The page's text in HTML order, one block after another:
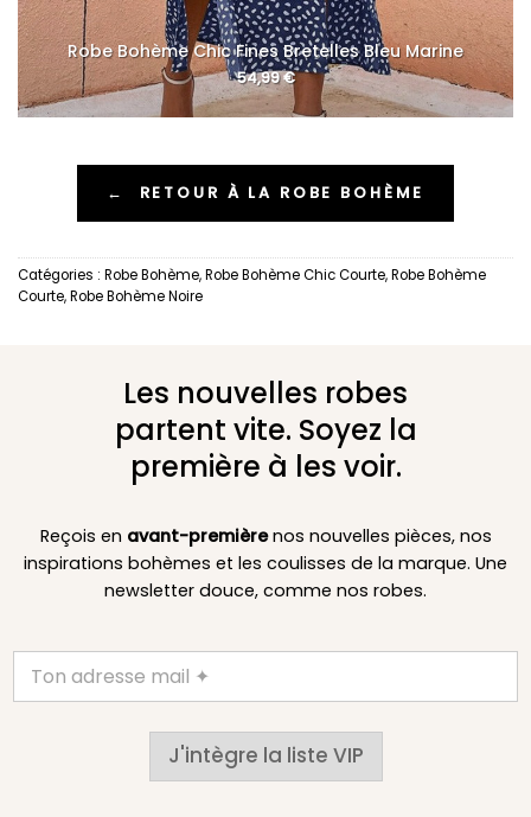
Robe Bohème Chic Fines Bretelles Bleu Marine
54,99€
← RETOUR À LA ROBE BOHÈME
Catégories : Robe Bohème,Robe Bohème Chic Courte,Robe Bohème
Courte,Robe Bohème Noire
Les nouvelles robes
partent vite. Soyez la
première à les voir.
Reçois en avant-premièrenos nouvelles pièces, nos
inspirations bohèmes et les coulisses de la marque. Une
newsletter douce, comme nos robes.
J'intègre la liste VIP